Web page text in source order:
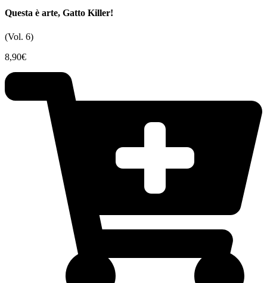
Questa è arte, Gatto Killer!
(Vol. 6)
8,90€